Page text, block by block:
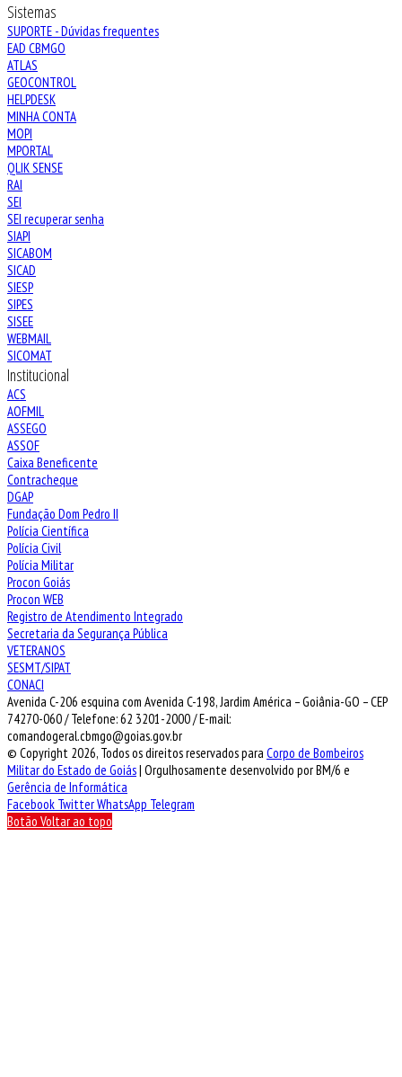
Sistemas
SUPORTE - Dúvidas frequentes
EAD CBMGO
ATLAS
GEOCONTROL
HELPDESK
MINHA CONTA
MOPI
MPORTAL
QLIK SENSE
RAI
SEI
SEI recuperar senha
SIAPI
SICABOM
SICAD
SIESP
SIPES
SISEE
WEBMAIL
SICOMAT
Institucional
ACS
AOFMIL
ASSEGO
ASSOF
Caixa Beneficente
Contracheque
DGAP
Fundação Dom Pedro II
Polícia Científica
Polícia Civil
Polícia Militar
Procon Goiás
Procon WEB
Registro de Atendimento Integrado
Secretaria da Segurança Pública
VETERANOS
SESMT/SIPAT
CONACI
Avenida C-206 esquina com Avenida C-198, Jardim América – Goiânia-GO – CEP
74270-060 / Telefone: 62 3201-2000 / E-mail:
comandogeral.cbmgo@goias.gov.br
© Copyright 2026, Todos os direitos reservados para Corpo de Bombeiros
Militar do Estado de Goiás| Orgulhosamente desenvolvido por BM/6 e
Gerência de Informática
Facebook TwitterWhatsApp Telegram
Botão Voltar ao topo